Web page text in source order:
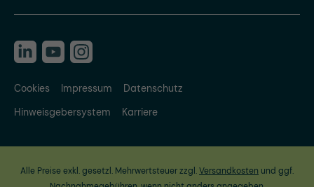
Cookies Impressum
Datenschutz
Hinweisgebersystem
Karriere
Alle Preise exkl. gesetzl. Mehrwertsteuer zzgl.Versandkosten und ggf.